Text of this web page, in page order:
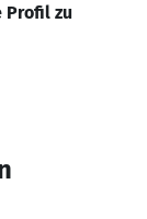
Profil zu